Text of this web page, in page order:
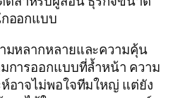
ออกแบบ
มหลากหลายและความคุ้น
การออกแบบที่ล้ำหน้า ความ
ห์อาจไม่พอใจทีมใหญ่ แต่ยัง